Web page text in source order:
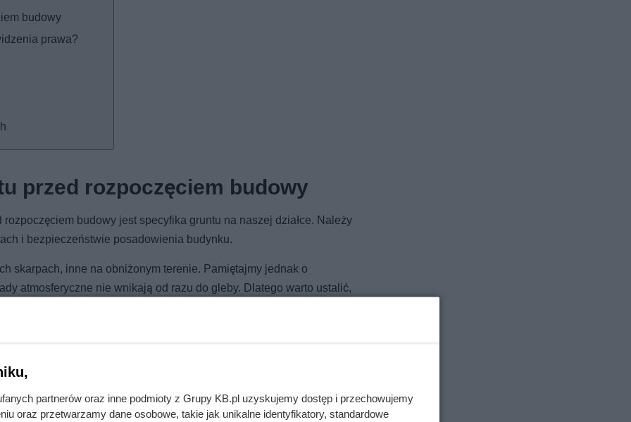
budowy
prawa?
przed rozpoczęciem budowy
budowy jest specyfika gruntu na naszej działce. Należy
i bezpieczeństwie posadowienia budynku.
skarpach, inne na obniżonym terenie. Pamiętajmy jednak o
atmosferyczne nie wnikają od razu do gleby. Dlatego warto ustalić,
na nasz budynek.
o 90 zł! Warto się pospieszyć!
partnerów oraz inne podmioty z Grupy KB.pl uzyskujemy dostęp i przechowujemy
oraz przetwarzamy dane osobowe, takie jak unikalne identyfikatory, standardowe